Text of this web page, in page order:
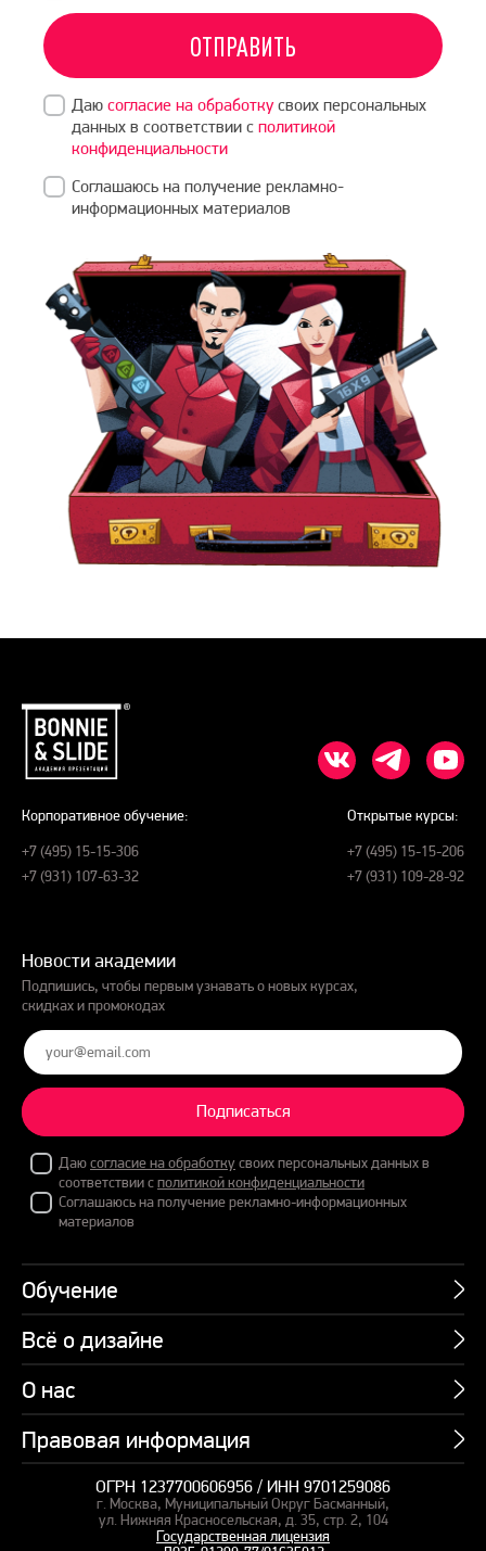
ОТПРАВИТЬ
Даю согласие на обработкусвоих персональных
данных в соответствии с политикой
конфиденциальности
Соглашаюсь на получение рекламно-
информационных материалов
Корпоративное обучение:
+7 (495) 15-15-306
+7 (931) 107-63-32
Открытые курсы:
+7 (495) 15-15-206
+7 (931) 109-28-92
Новости академии
Подпишись, чтобы первым узнавать о новых курсах,
скидках и промокодах
Подписаться
Даюсогласие на обработкусвоих персональных данных в
соответствии сполитикой конфиденциальности
Соглашаюсь на получение рекламно-информационных
материалов
Обучение
Курсы
Пакетные предложения
Профессии
Подарочные сертификаты
Корпоративное обучение
Курсы для сотрудников
Всё о дизайне
Учебник по презентациям
Банк слайдов
Вебинары
Студия дизайна
О нас
Об академии
СМИ о нас
Правовая информация
Карта сайта
Оферта и лицензия
ОГРН 1237700606956 / ИНН 9701259086
г. Москва, Муниципальный Округ Басманный,
ул. Нижняя Красносельская, д. 35, стр. 2, 104
Государственная лицензия